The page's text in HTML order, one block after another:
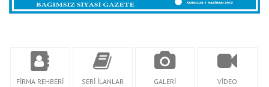
FİRMA REHBERİ SERİ İLANLAR GALERİ VİDEO